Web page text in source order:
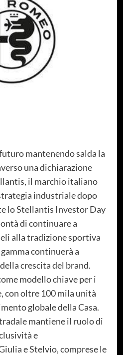
mantenendo salda la
una dichiarazione
il marchio italiano
industriale dopo
lo Stellantis Investor Day
di continuare a
alla tradizione sportiva
continuerà a
crescita del brand.
modello chiave per i
con oltre 100 mila unità
globale della Casa.
mantiene il ruolo di
e
e Stelvio, comprese le